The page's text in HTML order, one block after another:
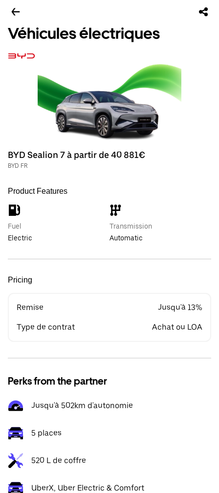
Véhicules électriques
BYD Sealion 7 à partir de 40 881€
BYD FR
Product Features
Fuel
Electric
Transmission
Automatic
Pricing
Remise Jusqu'à 13%
Type de contrat Achat ou LOA
Perks from the partner
Jusqu'à 502km d'autonomie
5 places
520 L de coffre
UberX, Uber Electric & Comfort